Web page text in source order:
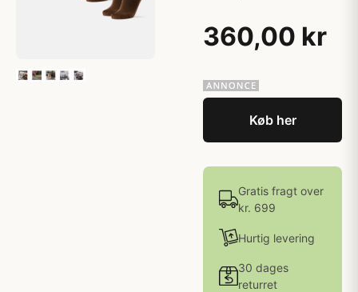
360,00 kr
Køb her
Gratis fragt over
kr. 699
Hurtig levering
30 dages
returret